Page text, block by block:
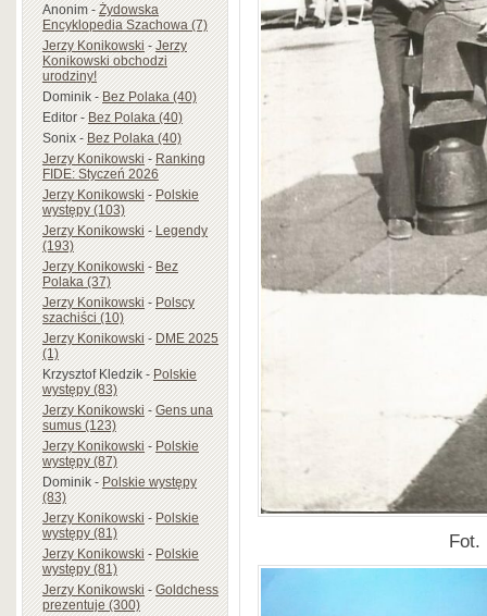
Anonim-Żydowska
Encyklopedia Szachowa (7)
Jerzy Konikowski-Jerzy
Konikowski obchodzi
urodziny!
Dominik-Bez Polaka (40)
Editor-Bez Polaka (40)
Sonix-Bez Polaka (40)
Jerzy Konikowski-Ranking
FIDE: Styczeń 2026
Jerzy Konikowski-Polskie
występy (103)
Jerzy Konikowski-Legendy
(193)
Jerzy Konikowski-Bez
Polaka (37)
Jerzy Konikowski-Polscy
szachiści (10)
Jerzy Konikowski-DME 2025
(1)
Krzysztof Kledzik-Polskie
występy (83)
Jerzy Konikowski-Gens una
sumus (123)
Jerzy Konikowski-Polskie
występy (87)
Dominik-Polskie występy
(83)
Jerzy Konikowski-Polskie
występy (81)
Jerzy Konikowski-Polskie
występy (81)
Jerzy Konikowski-Goldchess
prezentuje (300)
Fot.